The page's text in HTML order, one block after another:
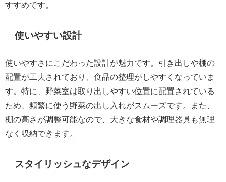
すすめです。
使いやすい設計
使いやすさにこだわった設計が魅力です。引き出しや棚の
配置が工夫されており、食品の整理がしやすくなっていま
す。特に、野菜室は取り出しやすい位置に配置されている
ため、頻繁に使う野菜の出し入れがスムーズです。また、
棚の高さが調整可能なので、大きな食材や調理器具も無理
なく収納できます。
スタイリッシュなデザイン